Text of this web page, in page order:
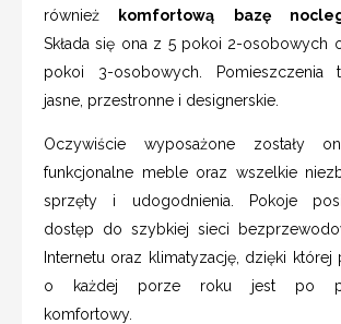
również komfortową bazę
Składa się ona z 5 pokoi 2-osobowych
pokoi 3-osobowych. Pomieszczenia
jasne, przestronne i designerskie.
Oczywiście wyposażone zostały
funkcjonalne meble oraz wszelkie
sprzęty i udogodnienia. Pokoje
dostęp do szybkiej sieci
Internetu oraz klimatyzację, dzięki której
o każdej porze roku jest po
komfortowy.